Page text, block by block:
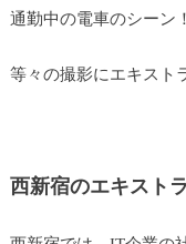
通勤中の電車のシーン！
等々の撮影にエキスト
西新宿のエキスト